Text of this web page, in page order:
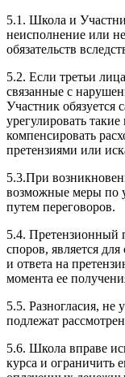
5.1. Школа и
неисполнение или
обязательств
5.2. Если третьи
связанные с
Участник обязуется
урегулировать
компенсировать
претензиями или
5.3.При
возможные меры по
путем переговоров.
5.4. Претензионный
споров, является
и ответа на
момента ее
5.5. Разногласия, не
подлежат
5.6. Школа вправе
курса и ограничить